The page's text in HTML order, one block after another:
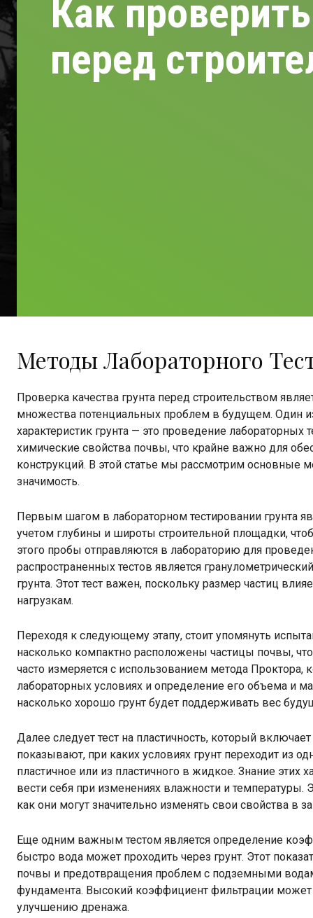
Как
перед
Методы Лабораторного
Проверка качества грунта перед строительством
множества потенциальных проблем в будущем. Один
характеристик грунта — это проведение
химические свойства почвы, что крайне важно для
конструкций. В этой статье мы рассмотрим основные
значимость.
Первым шагом в лабораторном тестировании грунта
учетом глубины и широты строительной площадки,
этого пробы отправляются в лабораторию для
распространенных тестов является
грунта. Этот тест важен, поскольку размер частиц
нагрузкам.
Переходя к следующему этапу, стоит упомянуть
насколько компактно расположены частицы почвы,
часто измеряется с использованием метода
лабораторных условиях и определение его объема и
насколько хорошо грунт будет поддерживать вес
Далее следует тест на пластичность, который
показывают, при каких условиях грунт переходит из
пластичное или из пластичного в жидкое. Знание этих
вести себя при изменениях влажности и
как они могут значительно изменять свои свойства
Еще одним важным тестом является определение
быстро вода может проходить через грунт. Этот
почвы и предотвращения проблем с подземными
фундамента. Высокий коэффициент фильтрации
улучшению дренажа.